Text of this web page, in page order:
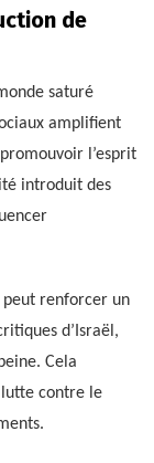
de
saturé
amplifient
l’esprit
introduit des
peut renforcer un
d’Israël,
Cela
contre le